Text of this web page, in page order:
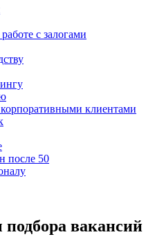
с залогами
клиентами
после 50
вакансий